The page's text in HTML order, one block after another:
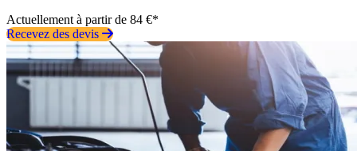
Actuellement à partir de 84 €*
Recevez des devis